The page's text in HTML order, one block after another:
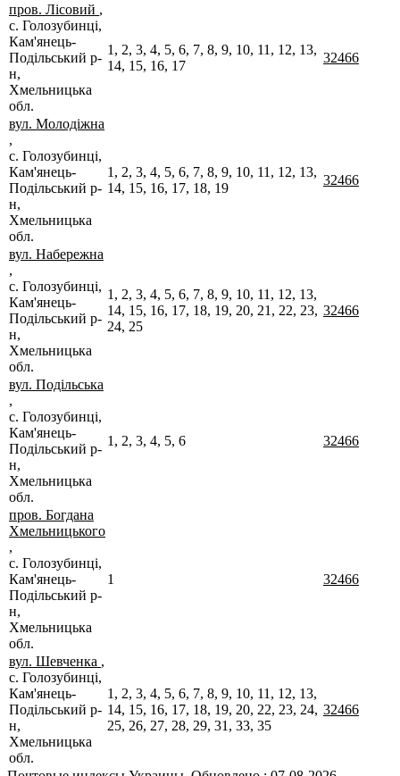
пров. Лісовий ,
с. Голозубинці,
Кам'янець-
Подільський р-
н,
Хмельницька
обл.
1, 2, 3, 4, 5, 6, 7, 8, 9, 10, 11, 12, 13,
14, 15, 16, 17
32466
вул. Молодіжна
,
с. Голозубинці,
Кам'янець-
Подільський р-
н,
Хмельницька
обл.
1, 2, 3, 4, 5, 6, 7, 8, 9, 10, 11, 12, 13,
14, 15, 16, 17, 18, 19
32466
вул. Набережна
,
с. Голозубинці,
Кам'янець-
Подільський р-
н,
Хмельницька
обл.
1, 2, 3, 4, 5, 6, 7, 8, 9, 10, 11, 12, 13,
14, 15, 16, 17, 18, 19, 20, 21, 22, 23,
24, 25
32466
вул. Подільська
,
с. Голозубинці,
Кам'янець-
Подільський р-
н,
Хмельницька
обл.
1, 2, 3, 4, 5, 6 32466
пров. Богдана
Хмельницького
,
с. Голозубинці,
Кам'янець-
Подільський р-
н,
Хмельницька
обл.
1 32466
вул. Шевченка ,
с. Голозубинці,
Кам'янець-
Подільський р-
н,
Хмельницька
обл.
1, 2, 3, 4, 5, 6, 7, 8, 9, 10, 11, 12, 13,
14, 15, 16, 17, 18, 19, 20, 22, 23, 24,
25, 26, 27, 28, 29, 31, 33, 35
32466